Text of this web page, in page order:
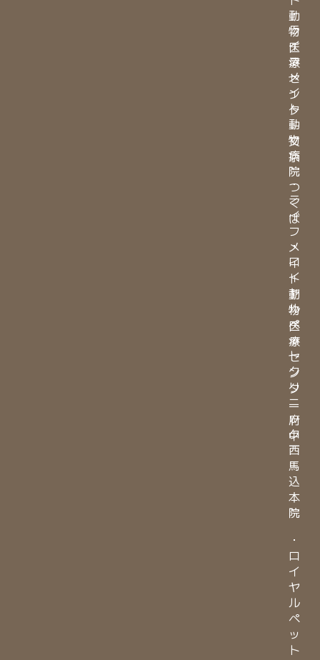
・
ラ
イ
フ
メ
イ
ト
動
物
病
院
つ
く
ば
・
ロ
イ
ヤ
ル
ペ
ッ
ト
ク
リ
ニ
ッ
ク
西
馬
込
本
院
・
ロ
イ
ヤ
ル
ペ
ッ
ト
動
物
医
療
セ
ン
タ
ー
文
京
・
ラ
イ
フ
メ
イ
ト
動
物
医
療
セ
ン
タ
ー
府
中